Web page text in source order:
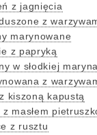
z jagnięcia
z
marynowane
z papryką
w słodkiej
z
kiszoną kapustą
masłem
z rusztu